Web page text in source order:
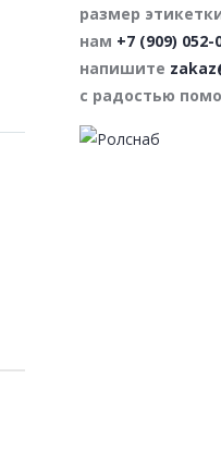
размер
нам +7 (909) 052-
напишите
с радостью